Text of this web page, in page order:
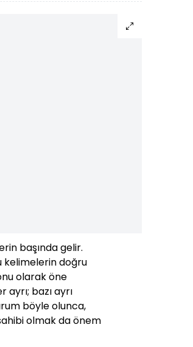
başında gelir.
kelimelerin doğru
olarak öne
ayrı; bazı ayrı
böyle olunca,
olmak da önem